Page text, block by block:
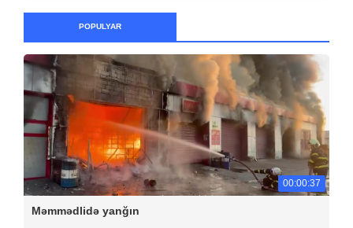
POPULYAR
00:00:37
Məmmədlidə yanğın